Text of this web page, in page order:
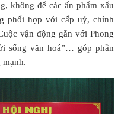
không để các ấn phẩm xấu
phối hợp với cấp uỷ, chính
vận động gắn với Phong
sống văn hoá”… góp phần
mạnh.